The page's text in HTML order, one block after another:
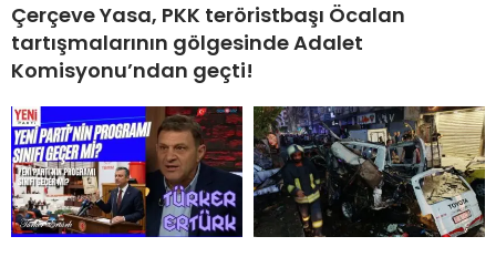
Çerçeve Yasa, PKK teröristbaşı Öcalan
tartışmalarının gölgesinde Adalet
Komisyonu’ndan geçti!